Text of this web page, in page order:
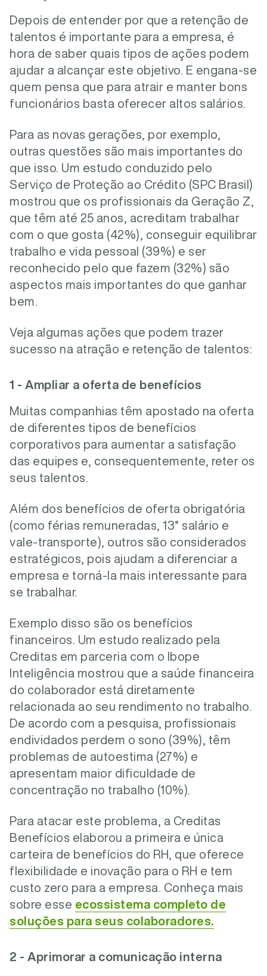
Depois de entender por que a retenção de
talentos é importante para a empresa, é
hora de saber quais tipos de ações podem
ajudar a alcançar este objetivo. E engana-se
quem pensa que para atrair e manter bons
funcionários basta oferecer altos salários.
Para as novas gerações, por exemplo,
outras questões são mais importantes do
que isso. Um estudo conduzido pelo
Serviço de Proteção ao Crédito (SPC Brasil)
mostrou que os profissionais da Geração Z,
que têm até 25 anos, acreditam trabalhar
com o que gosta (42%), conseguir equilibrar
trabalho e vida pessoal (39%) e ser
reconhecido pelo que fazem (32%) são
aspectos mais importantes do que ganhar
bem.
Veja algumas ações que podem trazer
sucesso na atração e retenção de talentos:
1 - Ampliar a oferta de benefícios
Muitas companhias têm apostado na oferta
de diferentes tipos de benefícios
corporativos para aumentar a satisfação
das equipes e, consequentemente, reter os
seus talentos.
Além dos benefícios de oferta obrigatória
(como férias remuneradas, 13° salário e
vale-transporte), outros são considerados
estratégicos, pois ajudam a diferenciar a
empresa e torná-la mais interessante para
se trabalhar.
Exemplo disso são os benefícios
financeiros. Um estudo realizado pela
Creditas em parceria com o Ibope
Inteligência mostrou que a saúde financeira
do colaborador está diretamente
relacionada ao seu rendimento no trabalho.
De acordo com a pesquisa, profissionais
endividados perdem o sono (39%), têm
problemas de autoestima (27%) e
apresentam maior dificuldade de
concentração no trabalho (10%).
Para atacar este problema, a Creditas
Benefícios elaborou a primeira e única
carteira de benefícios do RH, que oferece
flexibilidade e inovação para o RH e tem
custo zero para a empresa. Conheça mais
sobre esse ecossistema completo de
soluções para seus colaboradores.
2 - Aprimorar a comunicação interna